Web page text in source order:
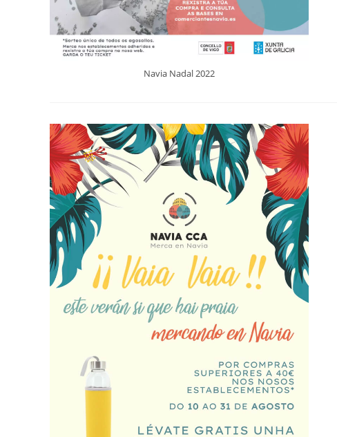
Navia Nadal 2022